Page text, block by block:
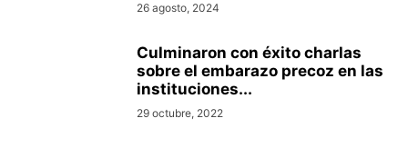
26 agosto, 2024
Culminaron con éxito charlas
sobre el embarazo precoz en las
instituciones...
29 octubre, 2022